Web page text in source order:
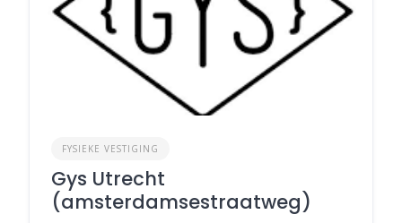
FYSIEKE VESTIGING
Gys Utrecht
(amsterdamsestraatweg)